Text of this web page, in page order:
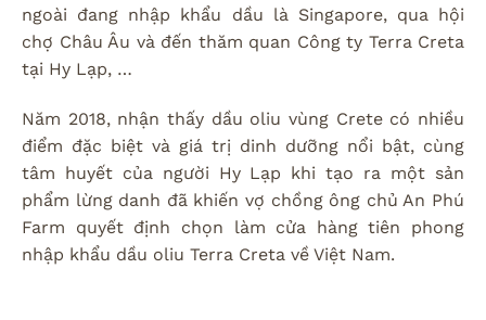
ngoài đang nhập khẩu dầu là Singapore, qua hội
chợ Châu Âu và đến thăm quan Công ty Terra Creta
tại Hy Lạp, …
Năm 2018, nhận thấy dầu oliu vùng Crete có nhiều
điểm đặc biệt và giá trị dinh dưỡng nổi bật, cùng
tâm huyết của người Hy Lạp khi tạo ra một sản
phẩm lừng danh đã khiến vợ chồng ông chủ An Phú
Farm quyết định chọn làm cửa hàng tiên phong
nhập khẩu dầu oliu Terra Creta về Việt Nam.